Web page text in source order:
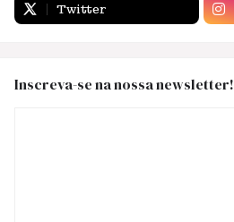
Twitter
Inscreva-se na nossa newsletter!